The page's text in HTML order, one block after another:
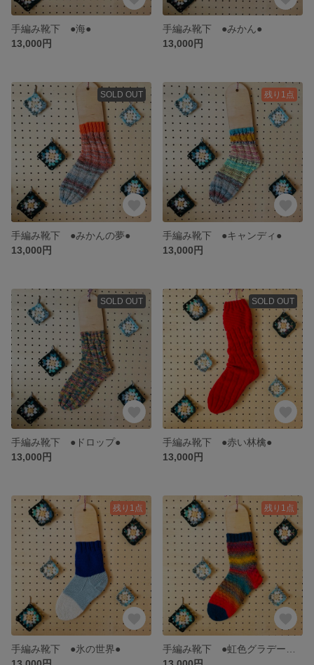
手編み靴下 ●海●
13,000円
手編み靴下 ●みかん●
13,000円
SOLD OUT
手編み靴下 ●みかんの夢●
13,000円
残り1点
手編み靴下 ●キャンディ●
13,000円
SOLD OUT
手編み靴下 ●ドロップ●
13,000円
SOLD OUT
手編み靴下 ●赤い林檎●
13,000円
残り1点
手編み靴下 ●氷の世界●
残り1点